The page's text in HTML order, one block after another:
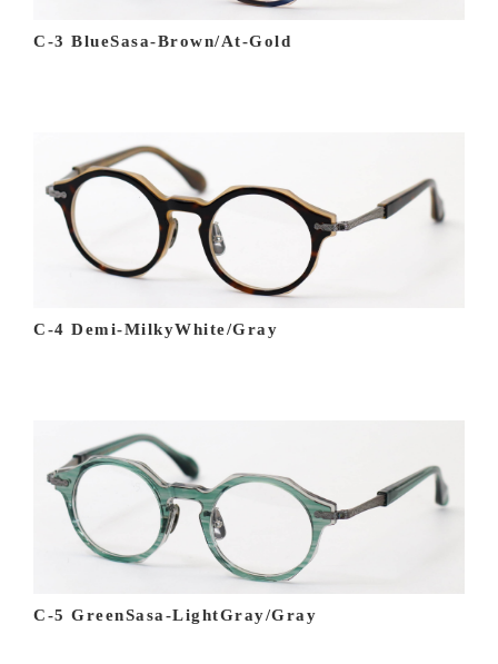
C-3 BlueSasa-Brown/At-Gold
C-4 Demi-MilkyWhite/Gray
C-5 GreenSasa-LightGray/Gray